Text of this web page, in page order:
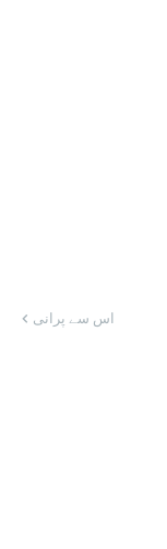
اس سے پرانی